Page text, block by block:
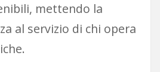
mettendo la
al servizio di chi opera